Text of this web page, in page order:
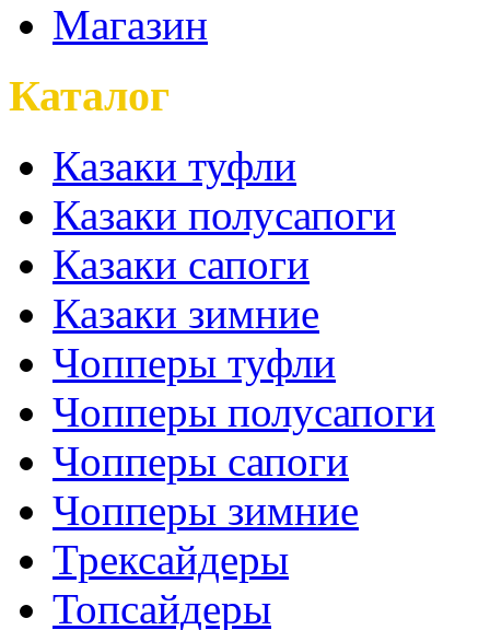
Магазин
Каталог
Казаки туфли
Казаки полусапоги
Казаки сапоги
Казаки зимние
Чопперы туфли
Чопперы полусапоги
Чопперы сапоги
Чопперы зимние
Трексайдеры
Топсайдеры